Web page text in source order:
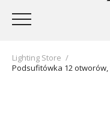
Lighting Store /
Podsufitówka 12 otworów,